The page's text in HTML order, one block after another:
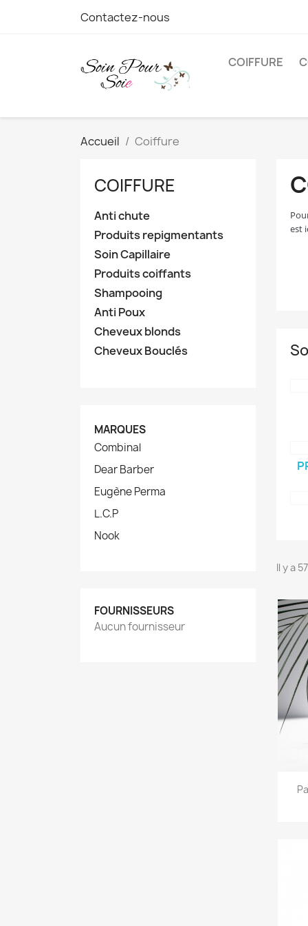
Contactez-nous
COIFFURE
Accueil Coiffure
COIFFURE
Anti chute
Produits repigmentants
Soin Capillaire
Produits coiffants
Shampooing
Anti Poux
Cheveux blonds
Cheveux Bouclés
MARQUES
Combinal
Dear Barber
Eugène Perma
L.C.P
Nook
FOURNISSEURS
Aucun fournisseur
est
Il y a